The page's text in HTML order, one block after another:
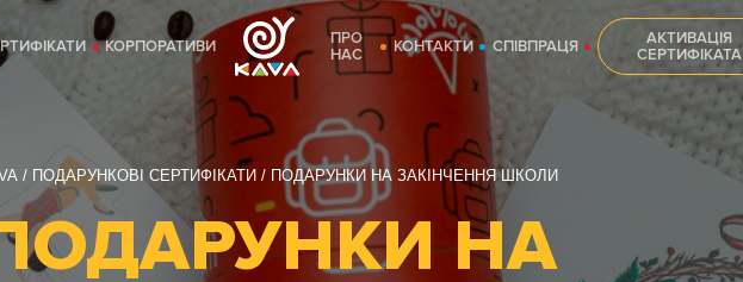
КОРПОРАТИВИ
ПРО
НАС
КОНТАКТИ СПІВПРАЦЯ
АКТИВАЦІЯ
СЕРТИФІКАТА
ПОДАРУНКОВІ СЕРТИФІКАТИ ПОДАРУНКИ НА ЗАКІНЧЕННЯ ШКОЛИ
НА